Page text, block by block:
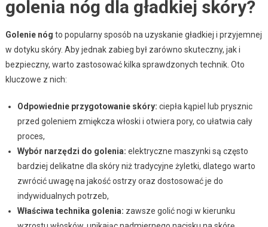
golenia nóg dla gładkiej skóry?
Golenie nóg to popularny sposób na uzyskanie gładkiej i przyjemnej
w dotyku skóry. Aby jednak zabieg był zarówno skuteczny, jak i
bezpieczny, warto zastosować kilka sprawdzonych technik. Oto
kluczowe z nich:
Odpowiednie przygotowanie skóry: ciepła kąpiel lub prysznic
przed goleniem zmiękcza włoski i otwiera pory, co ułatwia cały
proces,
Wybór narzędzi do golenia: elektryczne maszynki są często
bardziej delikatne dla skóry niż tradycyjne żyletki, dlatego warto
zwrócić uwagę na jakość ostrzy oraz dostosować je do
indywidualnych potrzeb,
Właściwa technika golenia: zawsze golić nogi w kierunku